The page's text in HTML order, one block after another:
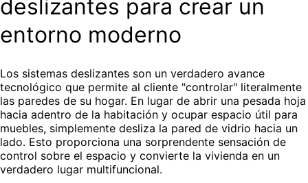
deslizantes para crear un
entorno moderno
Los sistemas deslizantes son un verdadero avance
tecnológico que permite al cliente "controlar" literalmente
las paredes de su hogar. En lugar de abrir una pesada hoja
hacia adentro de la habitación y ocupar espacio útil para
muebles, simplemente desliza la pared de vidrio hacia un
lado. Esto proporciona una sorprendente sensación de
control sobre el espacio y convierte la vivienda en un
verdadero lugar multifuncional.